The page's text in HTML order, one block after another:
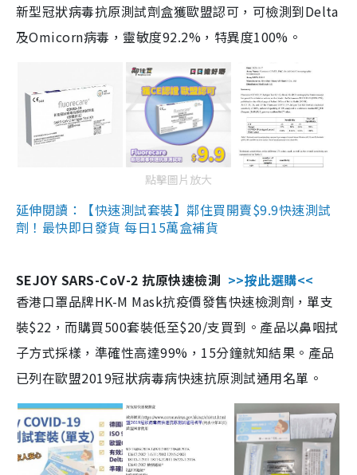
新型冠狀病毒抗原測試劑盒獲歐盟認可，可檢測到Delta
及Omicorn病毒，靈敏度92.2%，特異度100%。
點擊圖片放大
延伸閱讀：【快速測試套裝】鄰住買開賣$9.9快速測試
劑！最快即日發貨 每日15萬盒補貨
SEJOY SARS-CoV-2 抗原快速檢測 >>按此選購<<
香港口罩品牌HK-M Mask抗疫價發售快速檢測劑，單支
裝$22，而購買500套裝低至$20/支買到。產品以鼻咽拭
子方式採樣，準確性高達99%，15分鐘就知結果。產品
已列在歐盟2019冠狀病毒病快速抗原測試通用名單。